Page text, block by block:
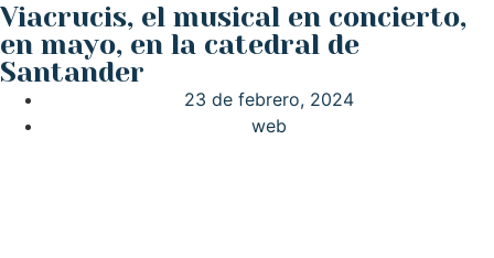
Viacrucis, el musical en concierto,
en mayo, en la catedral de
Santander
23 de febrero, 2024
web